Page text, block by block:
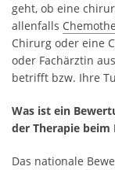
geht, ob eine
allenfalls
Chirurg oder eine
oder Fachärztin
betrifft bzw. Ihre
Was ist ein
der Therapie beim
Das nationale